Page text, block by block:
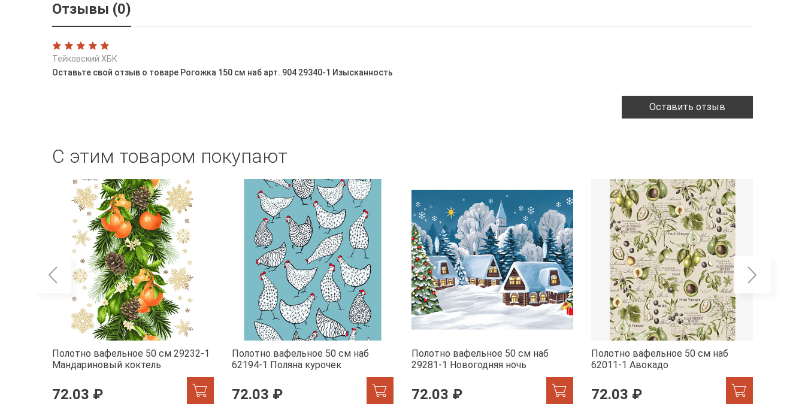
Отзывы (0)
Тейковский ХБК
Оставьте свой отзыв о товаре Рогожка 150 см наб арт. 904 29340-1 Изысканность
Оставить отзыв
С этим товаром покупают
Полотно вафельное 50 см 29232-1
Мандариновый коктель
72.03 ₽
Полотно вафельное 50 см наб
62194-1 Поляна курочек
72.03 ₽
Полотно вафельное 50 см наб
29281-1 Новогодняя ночь
72.03 ₽
Полотно вафельное 50 см наб
62011-1 Авокадо
72.03 ₽